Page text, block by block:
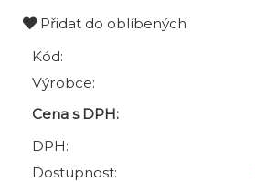
Přidat do oblíbených
Kód:
Výrobce:
Cena s DPH:
DPH:
Dostupnost: